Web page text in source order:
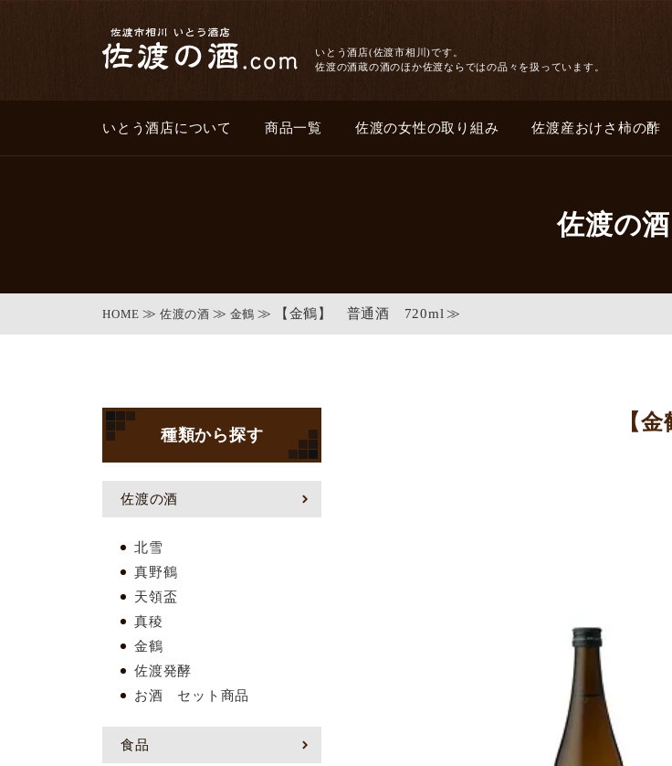
いとう酒店(佐渡市相川)です。
佐渡の酒蔵の酒のほか佐渡ならではの品々を扱っています。
いとう酒店について 商品一覧 佐渡の女性の取り組み 佐渡産おけさ柿の酢
佐渡の酒
HOME 佐渡の酒 金鶴 【金鶴】 普通酒 720ml
【
種類から探す
佐渡の酒
北雪
真野鶴
天領盃
真稜
金鶴
佐渡発酵
お酒 セット商品
食品